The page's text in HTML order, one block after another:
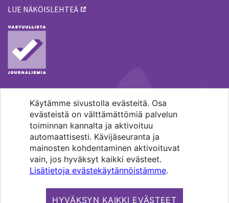
Käytämme sivustolla evästeitä. Osa
evästeistä on välttämättömiä palvelun
toiminnan kannalta ja aktivoituu
automaattisesti. Kävijäseuranta ja
mainosten kohdentaminen aktivoituvat
vain, jos hyväksyt kaikki evästeet.
Lisätietoja evästekäytännöistämme.
HYVÄKSYN KAIKKI EVÄSTEET
LUE NÄKÖISLEHTEÄ
MENOHAKU
Pääkaupunkiseudun evankelis-
luterilaisten seurakuntien media.